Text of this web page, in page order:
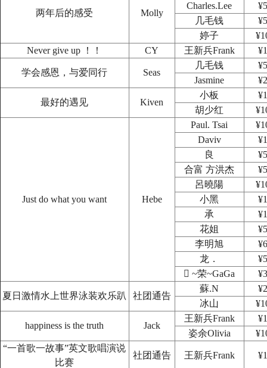
两年后的感受 Molly
Charles.Lee
几毛钱
婷子
Never give up ！！
CY 王新兵Frank
学会感恩，与爱同行 Seas
几毛钱
Jasmine
最好的遇见 Kiven
小板
胡少红
Just do what you want Hebe
Paul. Tsai
Daviv
良
合富 方洪杰
呂曉陽
小黑
承
花姐
李明旭
龙．
 ~荣~GaGa
夏日激情水上世界泳装欢乐趴 社团通告
蘇.N
冰山
happiness is the truth Jack
王新兵Frank
姿余Olivia
“一首歌一故事”英文歌唱演说
比赛
社团通告 王新兵Frank